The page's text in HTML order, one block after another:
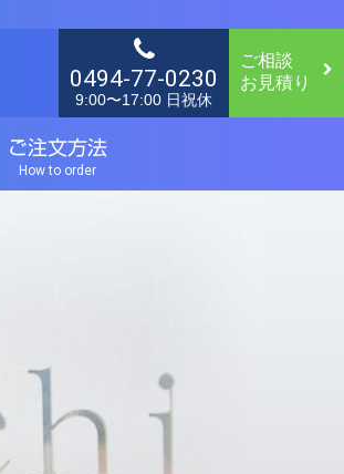
ご相談
お見積り
0494-77-0230
9:00〜17:00 日祝休
ご注文方法
How to order